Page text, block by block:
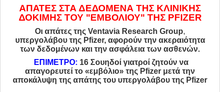
ΠΟΛΙΤΙΚΉ - ΕΥΡΏΠΗ
ΙΣΤΟΡΙΑ
ΚΟΜΜΟΥΝΙΣΜΟΣ
ΝΑΖΙΣΜΟΣ
ΤΡΟΜΟΚΡΑΤΙΑ
ΑΠΑΤΕΣ ΣΤΑ ΔΕΔΟΜΕΝΑ ΤΗΣ ΚΛΙΝΙΚΗΣ
ΔΟΚΙΜΗΣ ΤΟΥ "ΕΜΒΟΛΙΟΥ" ΤΗΣ PFIZER
Οι απάτες της Ventavia Research Group,
υπεργολάβου της Pfizer, αφορούν την ακεραιότητα
των δεδομένων και την ασφάλεια των ασθενών.
ΕΠΙΜΕΤΡΟ: 16 Σουηδοί γιατροί ζητούν να
απαγορευτεί το «εμβόλιο» της Pfizer μετά την
αποκάλυψη της απάτης του υπεργολάβου της Pfizer